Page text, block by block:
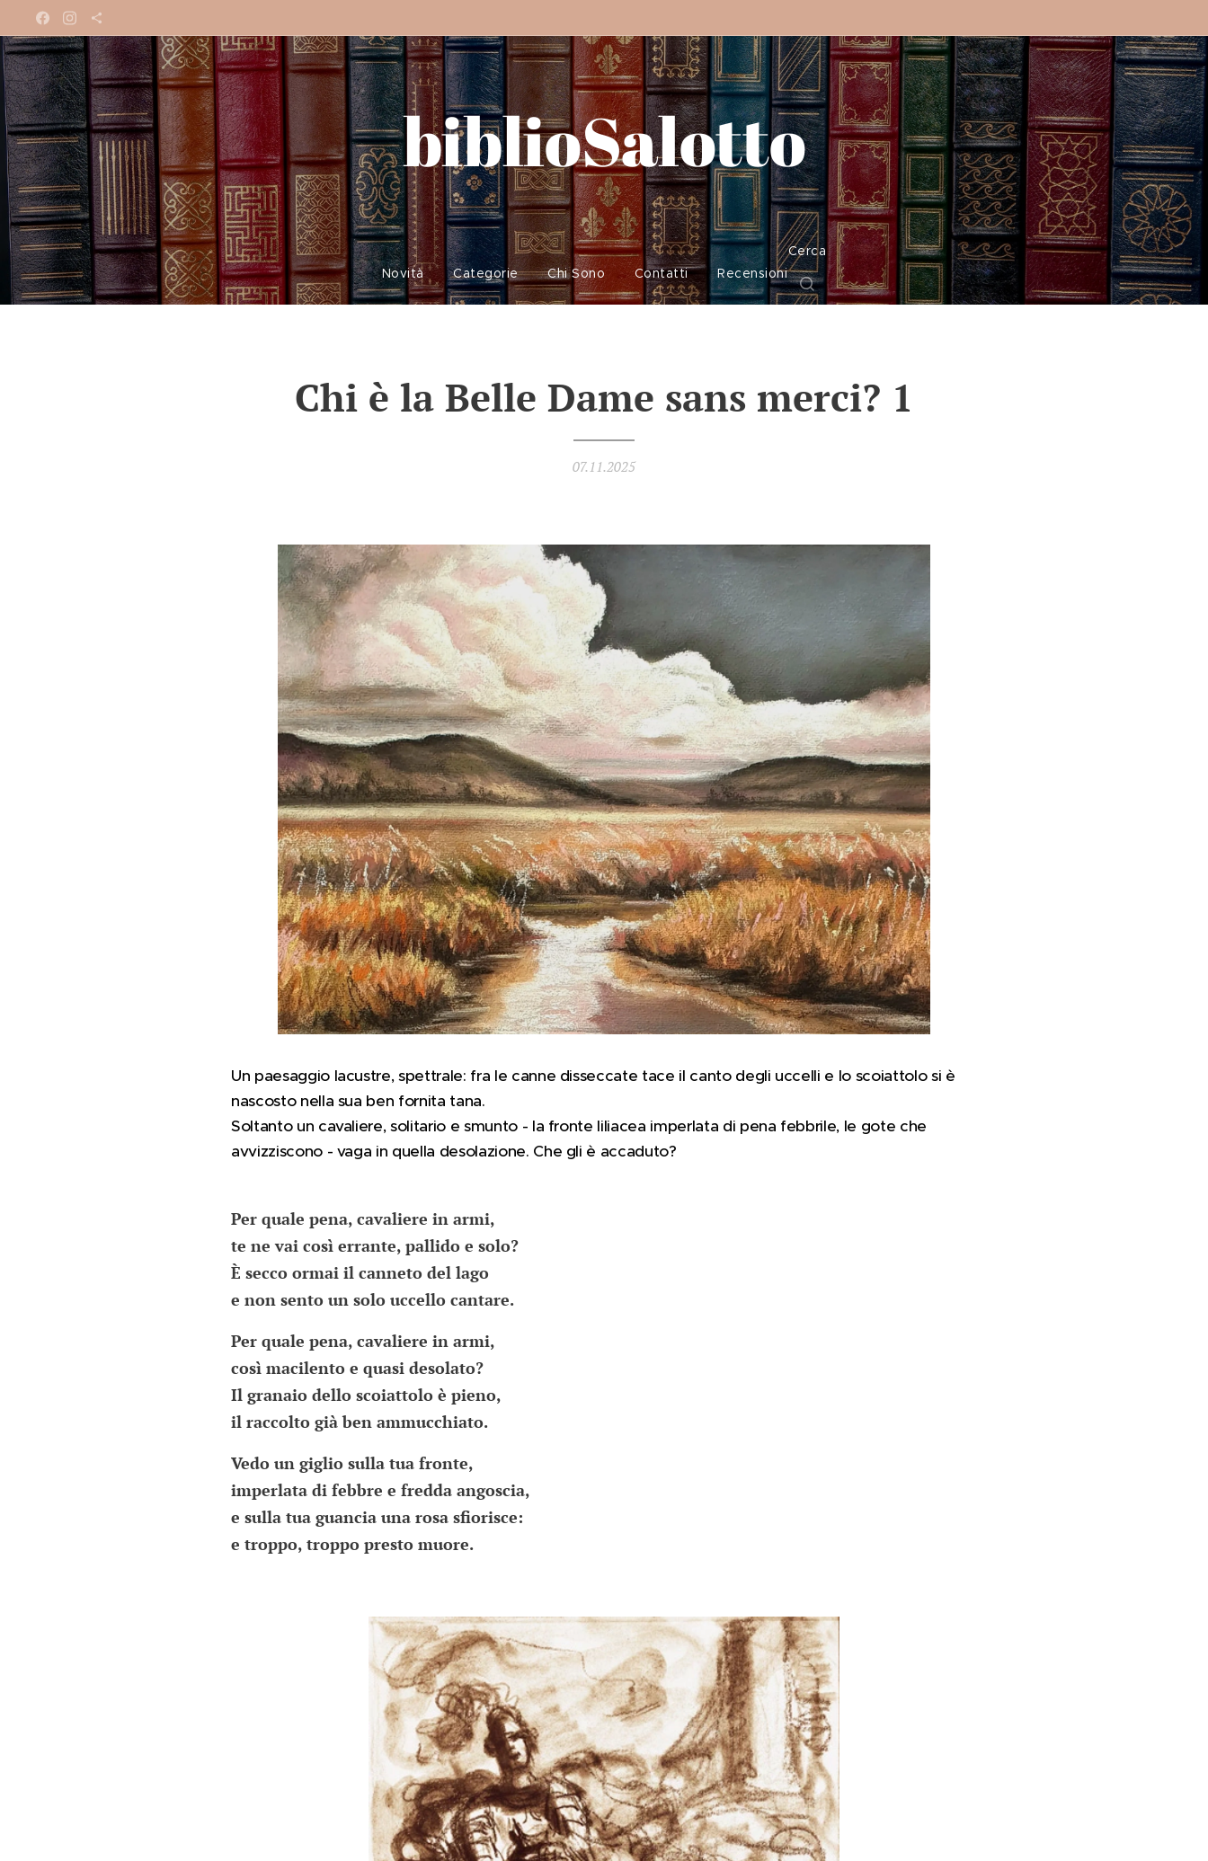
biblioSalotto
Novità Categorie Chi Sono Contatti Recensioni
Cerca
Chi è la Belle Dame sans merci? 1
07.11.2025
Un paesaggio lacustre, spettrale: fra le canne disseccate tace il canto degli uccelli e lo scoiattolo si è
nascosto nella sua ben fornita tana.
Soltanto un cavaliere, solitario e smunto - la fronte liliacea imperlata di pena febbrile, le gote che
avvizziscono - vaga in quella desolazione. Che gli è accaduto?
Per quale pena, cavaliere in armi,
te ne vai così errante, pallido e solo?
È secco ormai il canneto del lago
e non sento un solo uccello cantare.
Per quale pena, cavaliere in armi,
così macilento e quasi desolato?
Il granaio dello scoiattolo è pieno,
il raccolto già ben ammucchiato.
Vedo un giglio sulla tua fronte,
imperlata di febbre e fredda angoscia,
e sulla tua guancia una rosa sfiorisce:
e troppo, troppo presto muore.